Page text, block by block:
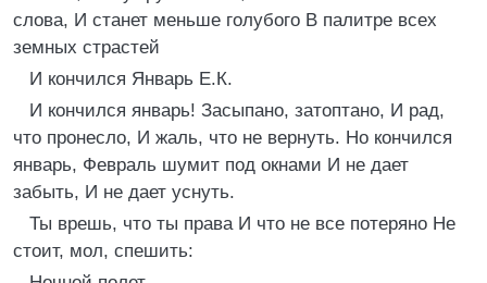
слова, И станет меньше голубого В палитре всех
земных страстей
И кончился Январь Е.К.
И кончился январь! Засыпано, затоптано, И рад,
что пронесло, И жаль, что не вернуть. Но кончился
январь, Февраль шумит под окнами И не дает
забыть, И не дает уснуть.
Ты врешь, что ты права И что не все потеряно Не
стоит, мол, спешить: